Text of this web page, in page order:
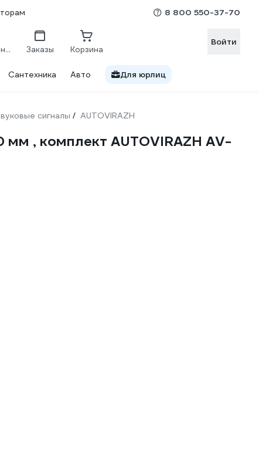
8 800 550-37-70
Сравнение Заказы Корзина
Войти
Сантехника Авто Для юрлиц
сигналы / AUTOVIRAZH
, комплект AUTOVIRAZH AV-